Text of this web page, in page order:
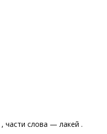
части слова — лакей .